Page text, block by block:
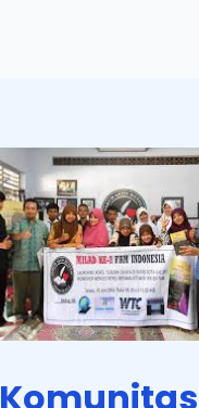
Komunitas